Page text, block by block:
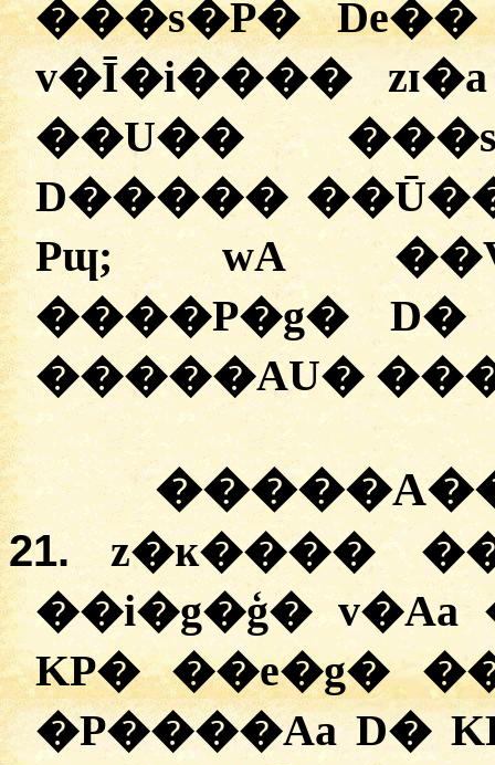
���s�P�
v�Ī�i����
��U��
D�����
Pɰ; wA
����P�g� D�
�����AU�
21.
z�ĸ����
��i�g�ģ�
KP� ��e�g�
�P����Aa D�